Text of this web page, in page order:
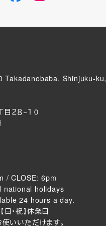
Takadanobaba, Shinjuku-ku,
２８−１０
/ CLOSE: 6pm
national holidays
24 hours a day.
日・祝】休業日
いいただけます。